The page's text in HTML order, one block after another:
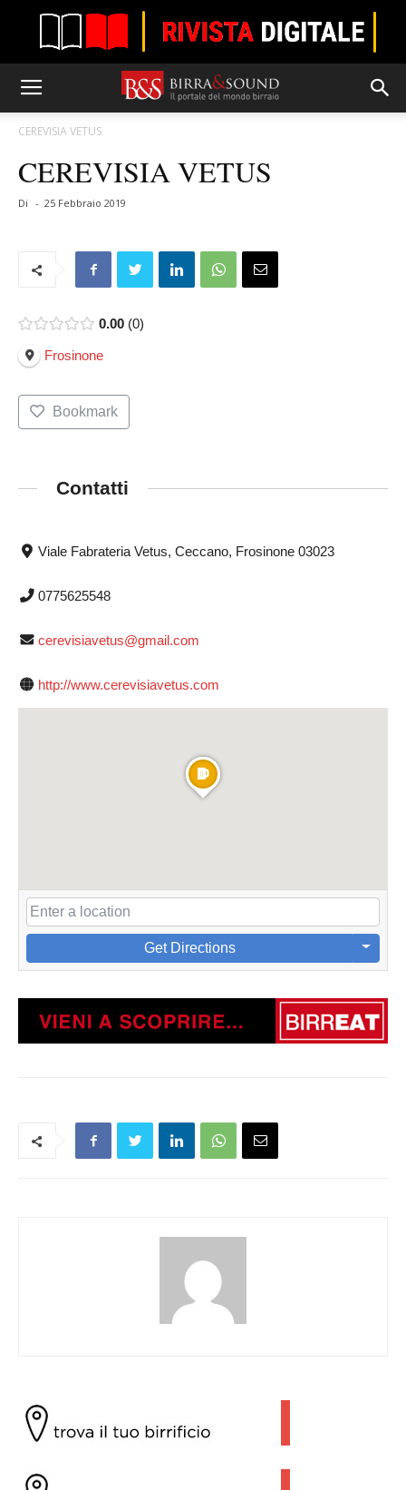
CEREVISIA VETUS
CEREVISIA VETUS
Di - 25 Febbraio 2019
0.00 0
Frosinone
Bookmark
Contatti
Viale Fabrateria Vetus, Ceccano, Frosinone 03023
0775625548
cerevisiavetus@gmail.com
http://www.cerevisiavetus.com
Get Directions